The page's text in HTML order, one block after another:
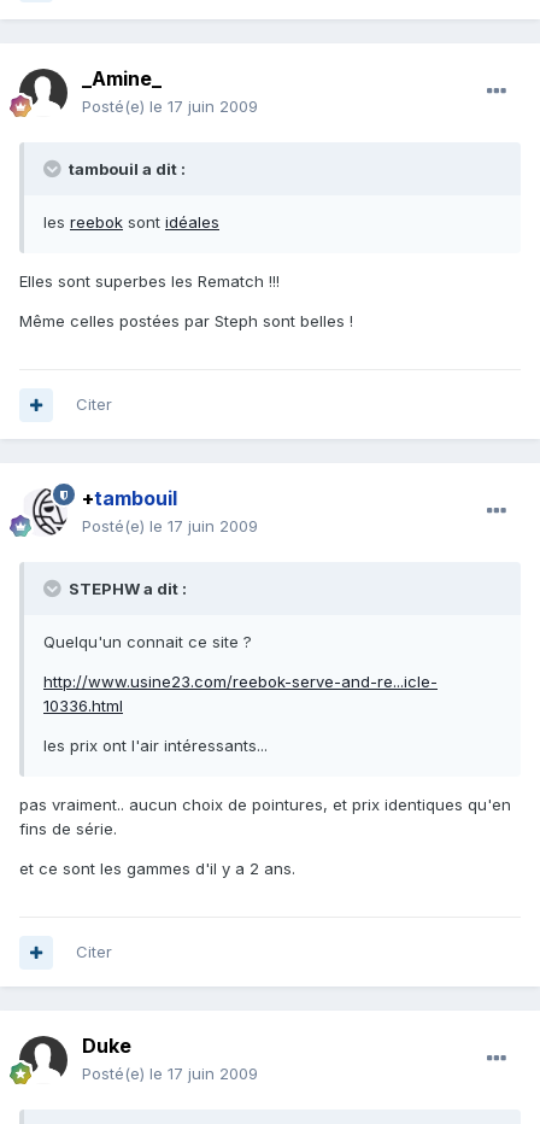
_Amine_
Posté(e) le 17 juin 2009
tambouil a dit :
les reebok sont idéales
Elles sont superbes les Rematch !!!
Même celles postées par Steph sont belles !
Citer
+tambouil
Posté(e) le 17 juin 2009
STEPHW a dit :
Quelqu'un connait ce site ?
http://www.usine23.com/reebok-serve-and-re...icle-
10336.html
les prix ont l'air intéressants...
pas vraiment.. aucun choix de pointures, et prix identiques qu'en
fins de série.
et ce sont les gammes d'il y a 2 ans.
Citer
Duke
Posté(e) le 17 juin 2009